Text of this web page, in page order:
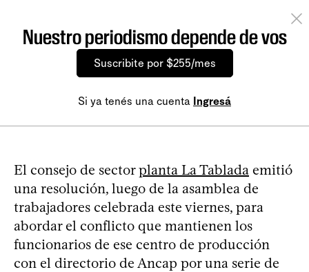
Nuestro periodismo depende de vos
Suscribite por $255/mes
Si ya tenés una cuenta Ingresá
El consejo de sectorplanta La Tablada emitió
una resolución, luego de la asamblea de
trabajadores celebrada este viernes, para
abordar el conflicto que mantienen los
funcionarios de ese centro de producción
con el directorio de Ancap por una serie de